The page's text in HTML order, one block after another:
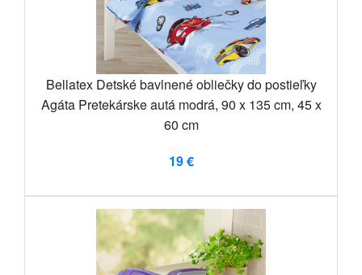
Bellatex Detské bavlnené obliečky do postieľky
Agáta Pretekárske autá modrá, 90 x 135 cm, 45 x
60 cm
19 €